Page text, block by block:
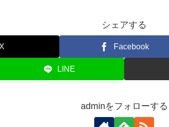
シェアする
X Facebook
LINE
adminをフォローする